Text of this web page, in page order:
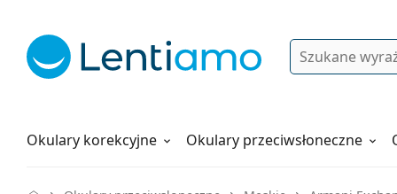
Wyszukiwanie
Płyny do soczewek
Okulary korekcyjne Okulary przeciwsłoneczne
Wszystko o zakupach